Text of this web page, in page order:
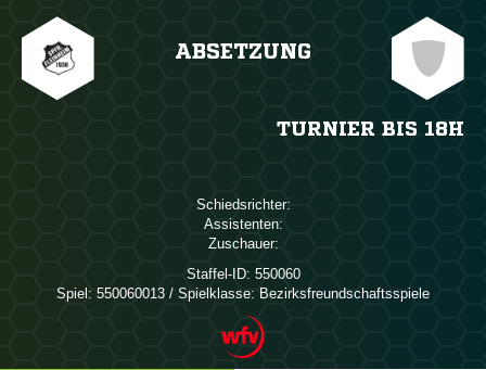
ABSETZUNG
TURNIER BIS 18H
Schiedsrichter:
Assistenten:
Zuschauer:
Staffel-ID: 550060
Spiel: 550060013 / Spielklasse: Bezirksfreundschaftsspiele